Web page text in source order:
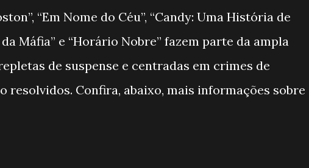
“Em Nome do Céu”, “Candy: Uma História de
da Máfia” e “Horário Nobre” fazem parte da ampla
de suspense e centradas em crimes de
resolvidos. Confira, abaixo, mais informações sobre